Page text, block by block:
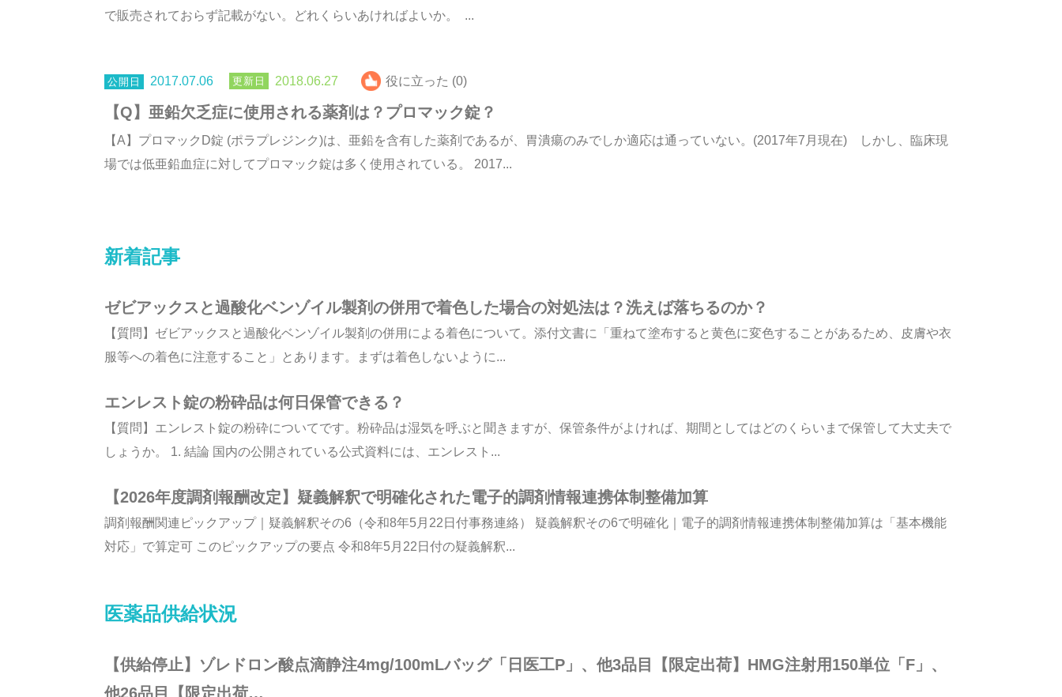
で販売されておらず記載がない。どれくらいあければよいか。 ...
2017.07.06 2018.06.27 役に立った (0)
【Q】亜鉛欠乏症に使用される薬剤は？プロマック錠？
【A】プロマックD錠 (ポラプレジンク)は、亜鉛を含有した薬剤であるが、胃潰瘍のみでしか適応は通っていない。(2017年7月現在) しかし、臨床現
場では低亜鉛血症に対してプロマック錠は多く使用されている。 2017...
新着記事
ゼビアックスと過酸化ベンゾイル製剤の併用で着色した場合の対処法は？洗えば落ちるのか？
【質問】ゼビアックスと過酸化ベンゾイル製剤の併用による着色について。添付文書に「重ねて塗布すると黄色に変色することがあるため、皮膚や衣
服等への着色に注意すること」とあります。まずは着色しないように...
エンレスト錠の粉砕品は何日保管できる？
【質問】エンレスト錠の粉砕についてです。粉砕品は湿気を呼ぶと聞きますが、保管条件がよければ、期間としてはどのくらいまで保管して大丈夫で
しょうか。 1. 結論 国内の公開されている公式資料には、エンレスト...
【2026年度調剤報酬改定】疑義解釈で明確化された電子的調剤情報連携体制整備加算
調剤報酬関連ピックアップ｜疑義解釈その6（令和8年5月22日付事務連絡） 疑義解釈その6で明確化｜電子的調剤情報連携体制整備加算は「基本機能
対応」で算定可 このピックアップの要点 令和8年5月22日付の疑義解釈...
医薬品供給状況
【供給停止】ゾレドロン酸点滴静注4mg/100mLバッグ「日医工P」、他3品目【限定出荷】HMG注射用150単位「F」、
他26品目【限定出荷…